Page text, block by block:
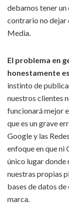
debamos tener
contrario no dejar
Media.
El problema en
honestamente
instinto de
nuestros clientes
funcionará mejor
que es un grave
Google y las
enfoque en que ni
único lugar donde
nuestras propias
bases de datos
marca.